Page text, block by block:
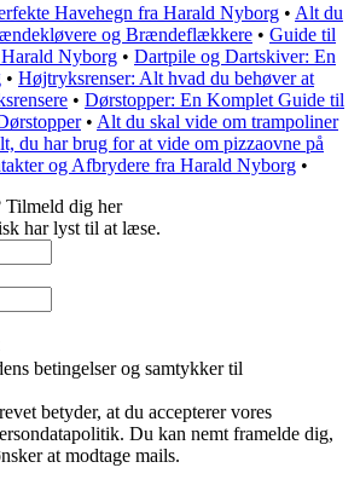
Havehegn fra Harald Nyborg • Alt du
og Brændeflækkere • Guide til
Nyborg • Dartpile og Dartskiver: En
• Højtryksrenser: Alt hvad du behøver at
• Dørstopper: En Komplet Guide til
• Alt du skal vide om trampoliner
du har brug for at vide om pizzaovne på
og Afbrydere fra Harald Nyborg •
Tilmeld dig her
har lyst til at læse.
betingelser og samtykker til
betyder, at du accepterer vores
Du kan nemt framelde dig,
at modtage mails.